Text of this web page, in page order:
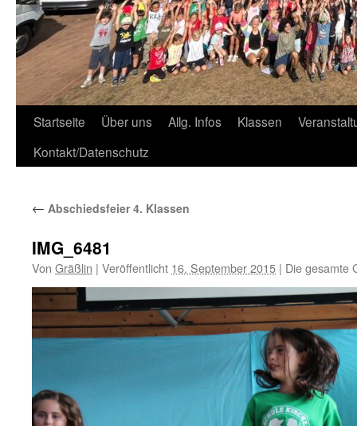
Zum
Inhalt
Startseite Über uns Allg. Infos Klassen
Kontakt/Datenschutz
← Abschiedsfeier 4. Klassen
IMG_6481
Von Gräßlin | Veröffentlicht 16. September 2015 | Die gesamte